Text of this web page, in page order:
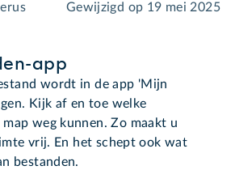
Gewijzigd op 19 mei 2025
app
wordt in de app 'Mijn
Kijk af en toe welke
weg kunnen. Zo maakt u
vrij. En het schept ook wat
bestanden.